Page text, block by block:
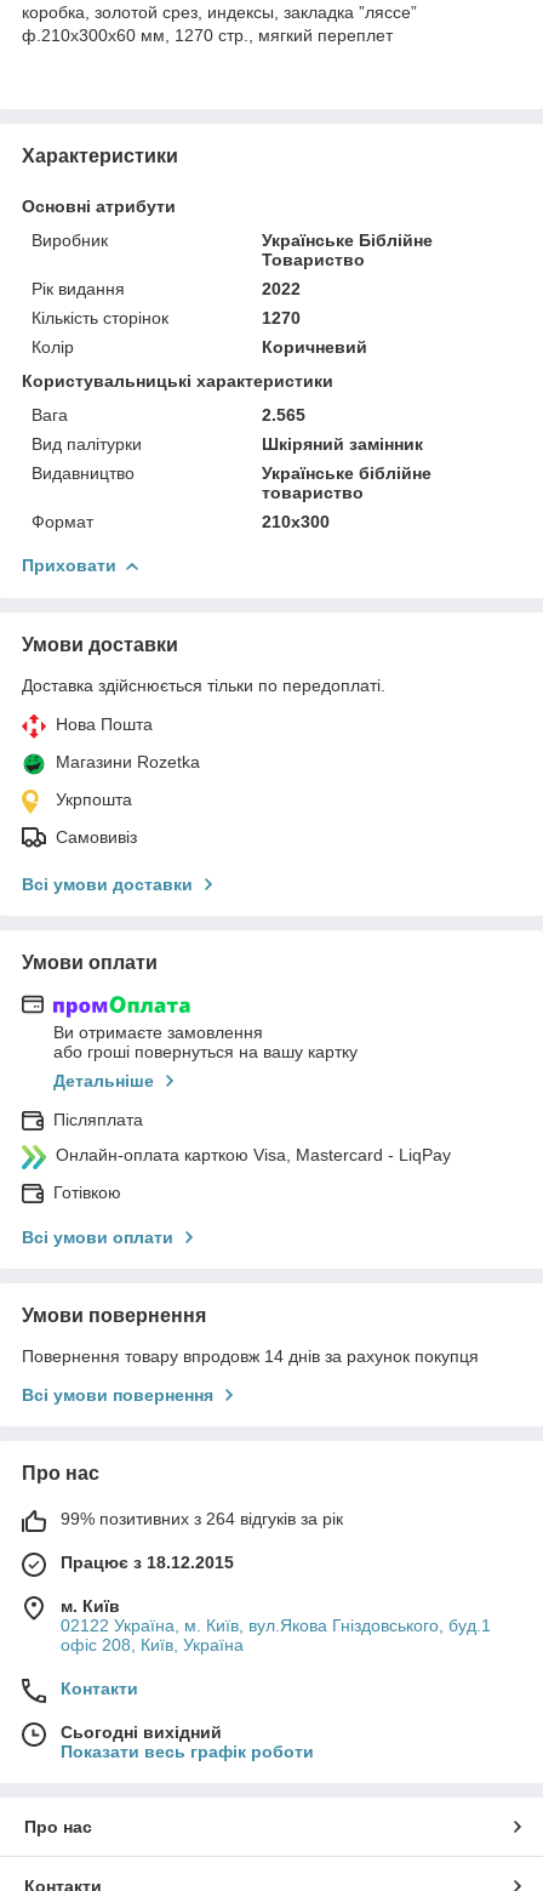
коробка, золотой срез, индексы, закладка ”ляссе”
ф.210х300х60 мм, 1270 стр., мягкий переплет
Характеристики
Основні атрибути
Виробник
Українське Біблійне
Товариство
Рік видання
2022
Кількість сторінок
1270
Колір
Коричневий
Користувальницькі характеристики
Вага
2.565
Вид палітурки
Шкіряний замінник
Видавництво
Українське біблійне
товариство
Формат
210х300
Приховати
Умови доставки
Доставка здійснюється тільки по передоплаті.
Нова Пошта
Магазини Rozetka
Укрпошта
Самовивіз
Всі умови доставки
Умови оплати
Ви отримаєте замовлення
або гроші повернуться на вашу картку
Детальніше
Післяплата
Онлайн-оплата карткою Visa, Mastercard - LiqPay
Готівкою
Всі умови оплати
Умови повернення
Повернення товару впродовж 14 днів за рахунок покупця
Всі умови повернення
Про нас
99% позитивних з 264 відгуків за рік
Працює з 18.12.2015
м. Київ
02122 Україна, м. Київ, вул.Якова Гніздовського, буд.1
офіс 208, Київ, Україна
Контакти
Сьогодні вихідний
Показати весь графік роботи
Про нас
Контакти